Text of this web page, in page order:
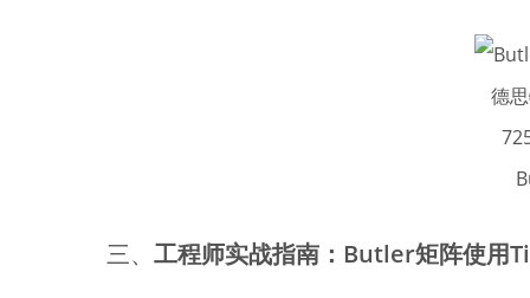
德
三、 工程师实战指南：Butler矩阵使用